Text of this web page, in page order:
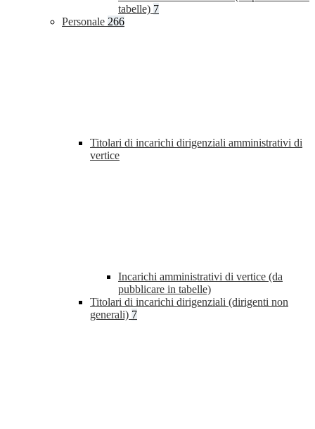
tabelle) 7
Personale 266
Titolari di incarichi dirigenziali amministrativi di
vertice
Incarichi amministrativi di vertice (da
pubblicare in tabelle)
Titolari di incarichi dirigenziali (dirigenti non
generali) 7